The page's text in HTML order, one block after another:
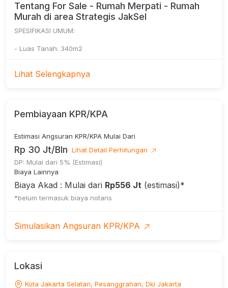
Tentang For Sale - Rumah Merpati - Rumah
Murah di area Strategis JakSel
SPESIFIKASI UMUM:
- Luas Tanah: 340m2
- Akses Jalan: 2 Jalur
SPESIFIKASI DETAIL:
- KT: 3+1
- KM: 3+1
- Taman Depan dan Belakang
- Listrik: 10.600Watt
- Air: Jet Pam + Torrent
Lihat Selengkapnya
Pembiayaan KPR/KPA
Estimasi Angsuran KPR/KPA Mulai Dari
Rp 30 Jt/Bln Lihat Detail Perhitungan
DP: Mulai dari 5% (Estimasi)
Biaya Lainnya
Biaya Akad : Mulai dari Rp556 Jt (estimasi)*
*belum termasuk biaya notaris
Simulasikan Angsuran KPR/KPA
Lokasi
Kota Jakarta Selatan, Pesanggrahan, Dki Jakarta